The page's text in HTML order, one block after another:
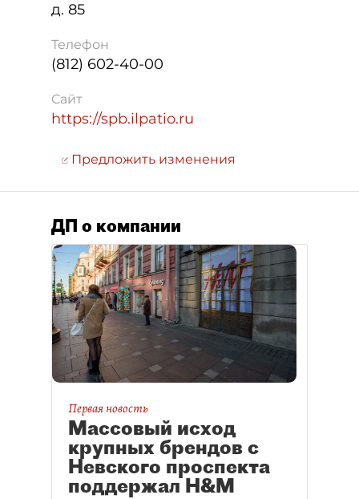
д. 85
Телефон
(812) 602-40-00
Сайт
https://spb.ilpatio.ru
Предложить изменения
ДП о компании
Первая новость
Массовый исход
крупных брендов с
Невского проспекта
поддержал H&M